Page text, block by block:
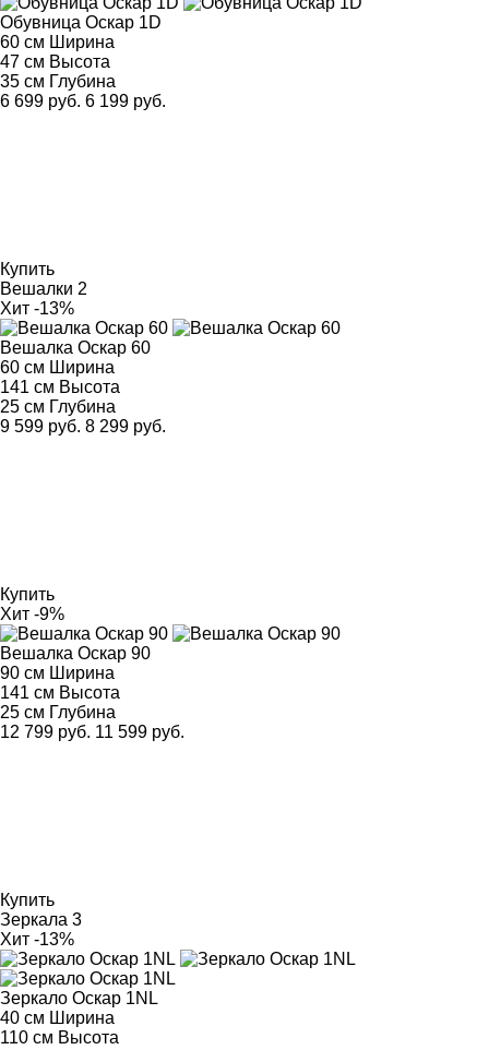
Обувница Оскар 1D
60 см Ширина
47 см Высота
35 см Глубина
6 699 руб. 6 199 руб.
Купить
Вешалки 2
Хит -13%
Вешалка Оскар 60
60 см Ширина
141 см Высота
25 см Глубина
9 599 руб. 8 299 руб.
Купить
Хит -9%
Вешалка Оскар 90
90 см Ширина
141 см Высота
25 см Глубина
12 799 руб. 11 599 руб.
Купить
Зеркала 3
Хит -13%
Зеркало Оскар 1NL
40 см Ширина
110 см Высота